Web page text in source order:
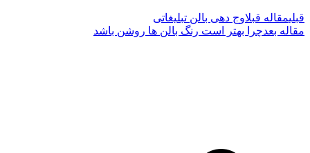
قبلیمقاله قبلاوج دهی بالن تبلیغاتی
مقاله بعدچرا بهتر است رنگ بالن ها روشن باشد